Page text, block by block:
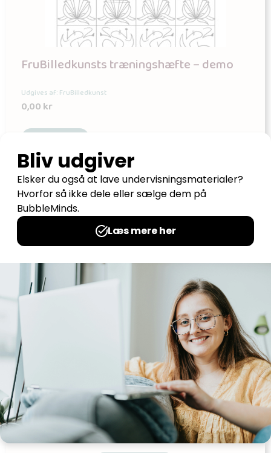
FruBilledkunsts træningshæfte – demo
Udgives af: FruBilledkunst
0,00kr
FruBilledkunsts træningshæfte 1 (m.
personlig licens)
Udgives af: FruBilledkunst
20,00